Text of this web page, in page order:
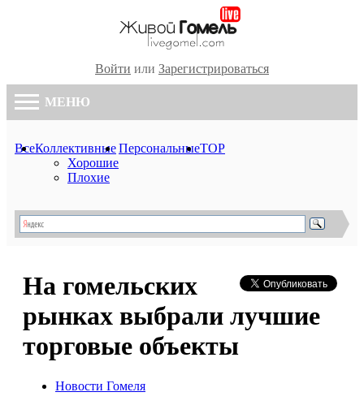
Войти или Зарегистрироваться
МЕНЮ
ВсеКоллективные
Хорошие
Плохие
ПерсональныеTOP
На гомельских
рынках выбрали лучшие
торговые объекты
Новости Гомеля